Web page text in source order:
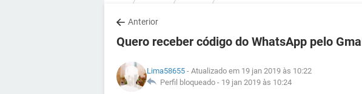
Anterior
Quero receber código do WhatsApp pelo
Lima58655 - Atualizado em 19 jan 2019 às 10:22
Perfil bloqueado - 19 jan 2019 às 10:24